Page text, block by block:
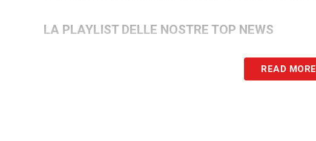
LA PLAYLIST DELLE NOSTRE TOP NEWS
READ MORE